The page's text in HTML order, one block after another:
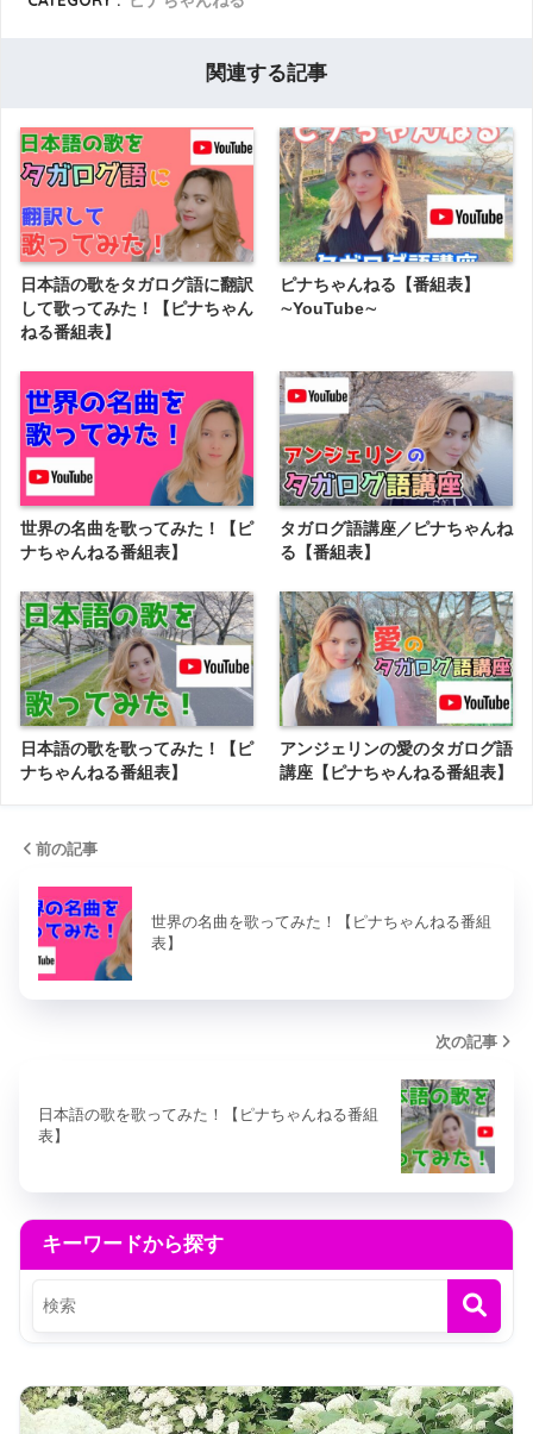
関連する記事
日本語の歌をタガログ語に翻訳
して歌ってみた！【ピナちゃん
ねる番組表】
ピナちゃんねる【番組表】
∼YouTube∼
世界の名曲を歌ってみた！【ピ
ナちゃんねる番組表】
タガログ語講座／ピナちゃんね
る【番組表】
日本語の歌を歌ってみた！【ピ
ナちゃんねる番組表】
アンジェリンの愛のタガログ語
講座【ピナちゃんねる番組表】
前の記事
世界の名曲を歌ってみた！【ピナちゃんねる番組
表】
次の記事
日本語の歌を歌ってみた！【ピナちゃんねる番組
表】
キーワードから探す